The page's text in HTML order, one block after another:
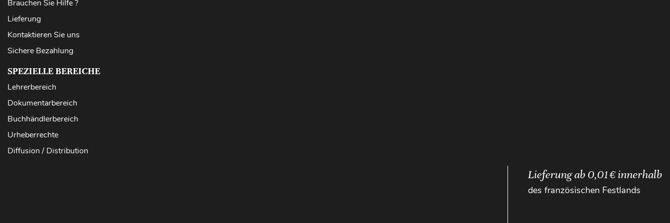
Brauchen Sie Hilfe ?
Lieferung
Kontaktieren Sie uns
Sichere Bezahlung
SPEZIELLE BEREICHE
Lehrerbereich
Dokumentarbereich
Buchhändlerbereich
Urheberrechte
Diffusion / Distribution
Lieferung ab 0,01 € innerhalb
des französischen Festlands